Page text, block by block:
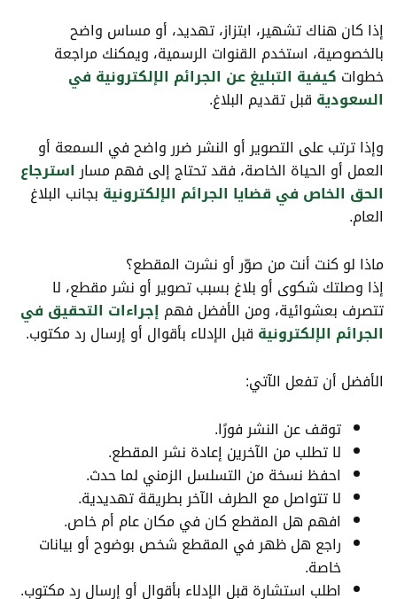
إذا كان هناك تشهير، ابتزاز، تهديد، أو مساس واضح
بالخصوصية، استخدم القنوات الرسمية، ويمكنك مراجعة
خطوات كيفية التبليغ عن الجرائم الإلكترونية في
السعودية قبل تقديم البلاغ.
وإذا ترتب على التصوير أو النشر ضرر واضح في السمعة أو
العمل أو الحياة الخاصة، فقد تحتاج إلى فهم مسار استرجاع
الحق الخاص في قضايا الجرائم الإلكترونية بجانب البلاغ
العام.
ماذا لو كنت أنت من صوّر أو نشرت المقطع؟
إذا وصلتك شكوى أو بلاغ بسبب تصوير أو نشر مقطع، لا
تتصرف بعشوائية، ومن الأفضل فهم إجراءات التحقيق في
الجرائم الإلكترونية قبل الإدلاء بأقوال أو إرسال رد مكتوب.
الأفضل أن تفعل الآتي:
توقف عن النشر فورًا.
لا تطلب من الآخرين إعادة نشر المقطع.
احفظ نسخة من التسلسل الزمني لما حدث.
لا تتواصل مع الطرف الآخر بطريقة تهديدية.
افهم هل المقطع كان في مكان عام أم خاص.
راجع هل ظهر في المقطع شخص بوضوح أو بيانات
خاصة.
اطلب استشارة قبل الإدلاء بأقوال أو إرسال رد مكتوب.